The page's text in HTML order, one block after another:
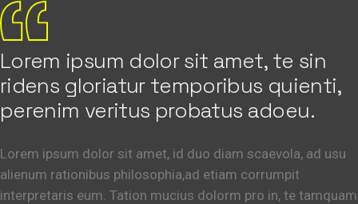
Lorem ipsum dolor sit amet, te sin
ridens gloriatur temporibus quienti,
perenim veritus probatus adoeu.
Lorem ipsum dolor sit amet, id duo diam scaevola, ad usu
alienum rationibus philosophia,ad etiam corrumpit
interpretaris eum. Tation mucius dolorm pro in, te tamquam